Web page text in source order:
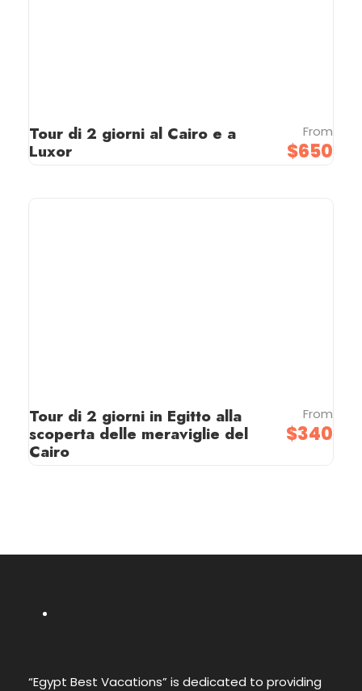
Tour di 2 giorni al Cairo e a
Luxor
From
$650
Tour di 2 giorni in Egitto alla
scoperta delle meraviglie del
Cairo
From
$340
“Egypt Best Vacations” is dedicated to providing